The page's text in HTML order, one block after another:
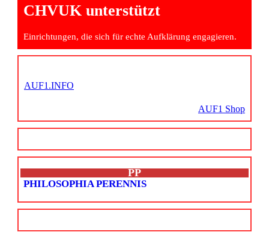
CHVUK unterstützt
Einrichtungen, die sich für echte Aufklärung engagieren.
AUF1.INFO
AUF1 Shop
PP
PHILOSOPHIA PERENNIS